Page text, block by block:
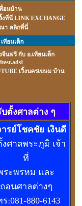
พื่อนบ้าน
งที่นี่ LINK EXCHANGE
า คลิกที่นี่
ทียนเต็ก
จีนฟรี กับ อ.เทียนเต็ก
เวิ้งนครเขษม บ้าน
บตั้งศาลต่าง ๆ
ารย์โชคชัย เงินดี
งศาลพระภูมิ เจ้า
ที่
ระพรหม และ
ถอนศาลต่างๆ
:081-880-6143